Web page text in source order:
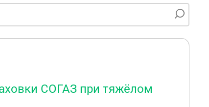
СОГАЗ при тяжёлом